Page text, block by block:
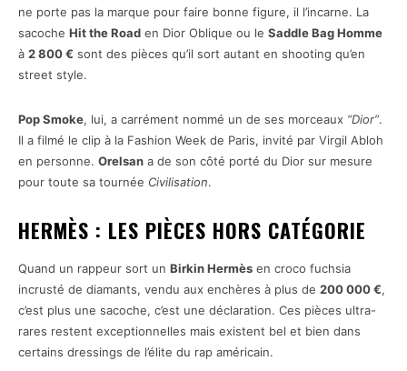
ne porte pas la marque pour faire bonne figure, il l’incarne. La
sacoche Hit the Road en Dior Oblique ou le Saddle Bag Homme
à 2 800 € sont des pièces qu’il sort autant en shooting qu’en
street style.
Pop Smoke, lui, a carrément nommé un de ses morceaux “Dior”.
Il a filmé le clip à la Fashion Week de Paris, invité par Virgil Abloh
en personne. Orelsan a de son côté porté du Dior sur mesure
pour toute sa tournée Civilisation.
HERMÈS : LES PIÈCES HORS CATÉGORIE
Quand un rappeur sort un Birkin Hermès en croco fuchsia
incrusté de diamants, vendu aux enchères à plus de 200 000 €,
c’est plus une sacoche, c’est une déclaration. Ces pièces ultra-
rares restent exceptionnelles mais existent bel et bien dans
certains dressings de l’élite du rap américain.